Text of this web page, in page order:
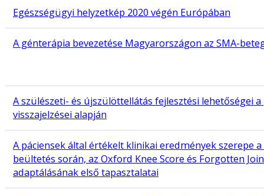
Egészségügyi helyzetkép 2020 végén Európában
A génterápia bevezetése Magyarországon az SMA-
A szülészeti- és újszülöttellátás fejlesztési lehetőségei a
visszajelzései alapján
A páciensek által értékelt klinikai eredmények szerepe
beültetés során, az Oxford Knee Score és Forgotten
adaptálásának első tapasztalatai